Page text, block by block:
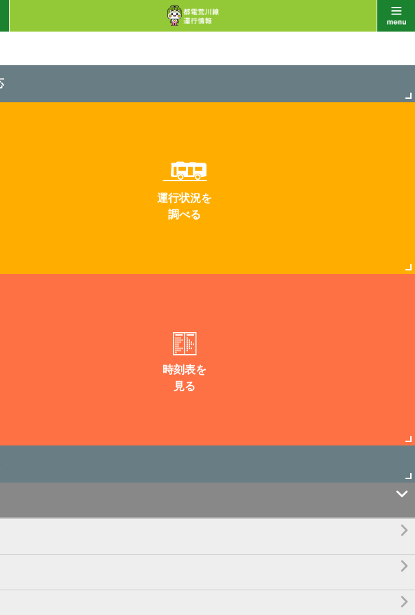
運行状況を
調べる
時刻表を
見る



